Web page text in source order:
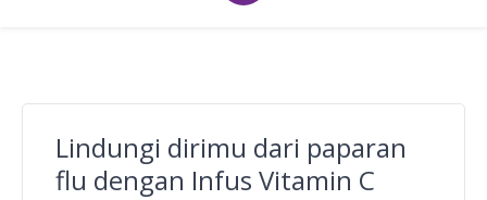
Lindungi dirimu dari paparan
flu dengan Infus Vitamin C